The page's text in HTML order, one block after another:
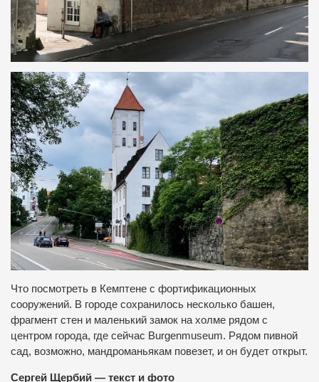
Что посмотреть в Кемптене с фортификационных
сооружений. В городе сохранилось несколько башен,
фрагмент стен и маленький замок на холме рядом с
центром города, где сейчас Burgenmuseum. Рядом пивной
сад, возможно, мандроманьякам повезет, и он будет открыт.
Сергей Щербий — текст и фото